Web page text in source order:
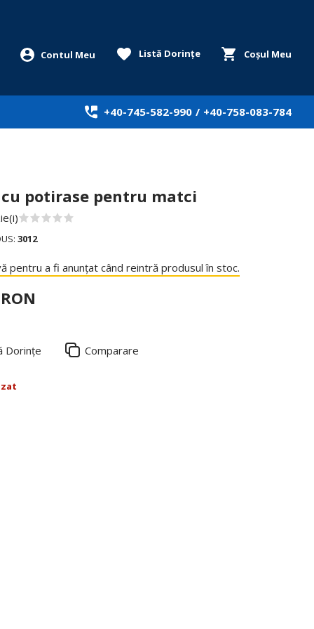
Coșul Meu
Listă Dorințe
+40-745-582-990 / +40-758-083-784
cu potirase pentru matci
3012
pentru a fi anunțat când reintră produsul în stoc.
Dorințe Comparare